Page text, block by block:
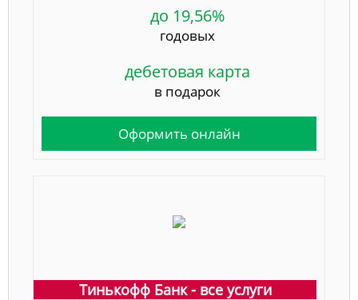
до 19,56%
годовых
дебетовая карта
в подарок
Оформить онлайн
Тинькофф Банк - все услуги